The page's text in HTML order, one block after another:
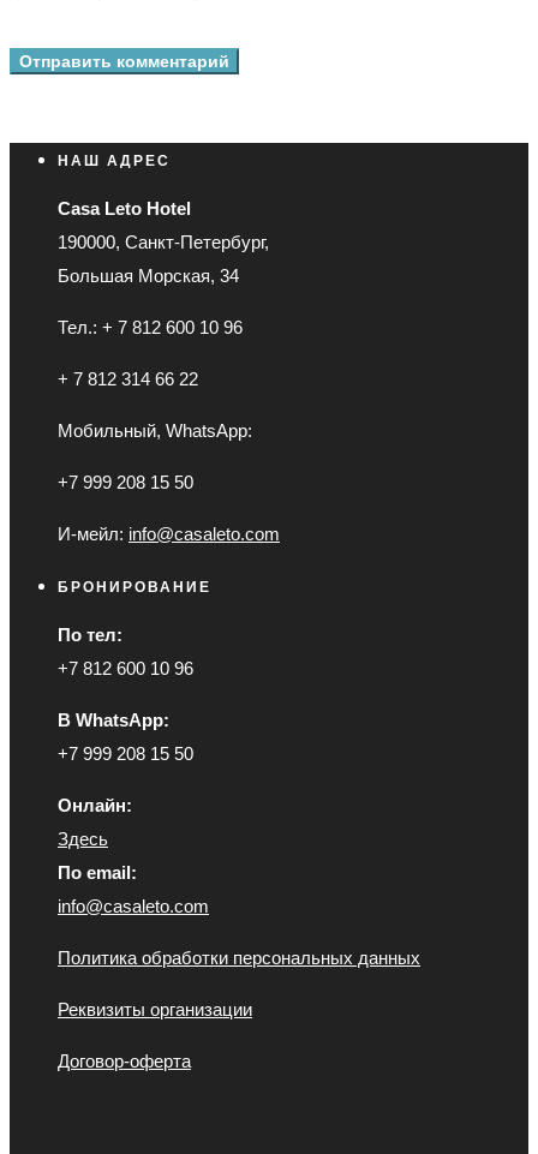
НАШ АДРЕС
Casa Leto Hotel
190000, Санкт-Петербург,
Большая Морская, 34
Тел.: + 7 812 600 10 96
+ 7 812 314 66 22
Мобильный, WhatsApp:
+7 999 208 15 50
И-мейл: info@casaleto.com
БРОНИРОВАНИЕ
По тел:
+7 812 600 10 96
В WhatsApp:
+7 999 208 15 50
Онлайн:
Здесь
По email:
info@casaleto.com
Политика обработки персональных данных
Реквизиты организации
Договор-оферта